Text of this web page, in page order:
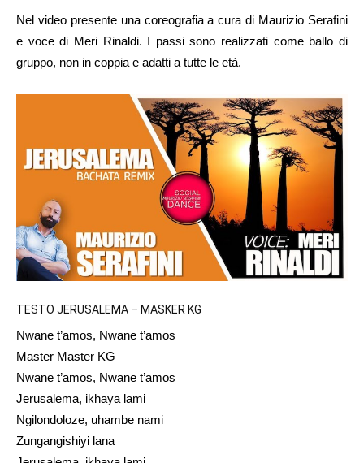
Nel video presente una coreografia a cura di Maurizio Serafini
e voce di Meri Rinaldi. I passi sono realizzati come ballo di
gruppo, non in coppia e adatti a tutte le età.
TESTO JERUSALEMA – MASKER KG
Nwane t’amos, Nwane t’amos
Master Master KG
Nwane t’amos, Nwane t’amos
Jerusalema, ikhaya lami
Ngilondoloze, uhambe nami
Zungangishiyi lana